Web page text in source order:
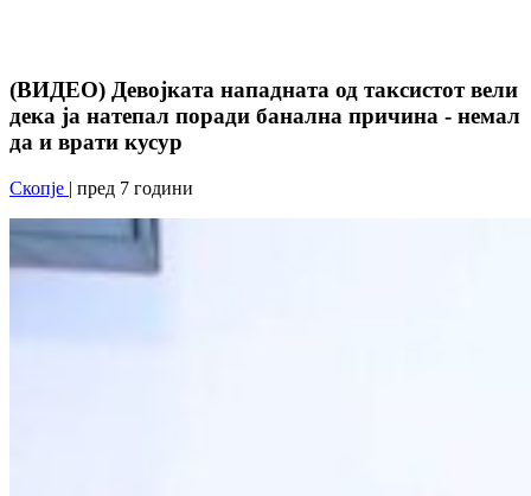
(ВИДЕО) Девојката нападната од таксистот вели
дека ја натепал поради банална причина - немал
да и врати кусур
Скопје | пред 7 години